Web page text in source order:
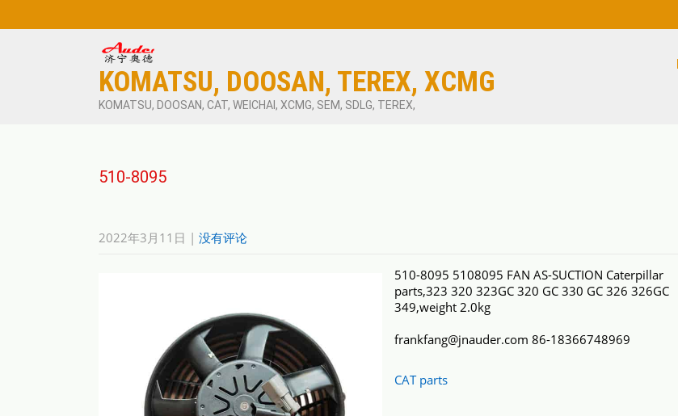
KOMATSU, DOOSAN, TEREX, XCMG
KOMATSU, DOOSAN, CAT, WEICHAI, XCMG, SEM, SDLG, TEREX,
510-8095
2022年3月11日 | 没有评论
510-8095 5108095 FAN AS-SUCTION Caterpillar
parts,323 320 323GC 320 GC 330 GC 326 326GC
349,weight 2.0kg
frankfang@jnauder.com 86-18366748969
CAT parts